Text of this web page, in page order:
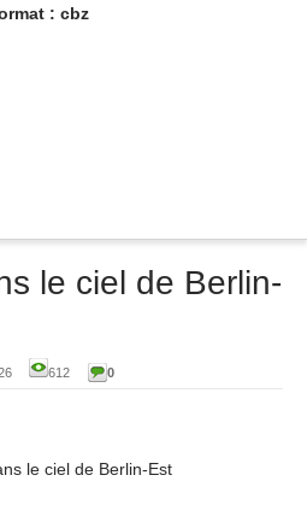
: cbz
le ciel de Berlin-
612 0
le ciel de Berlin-Est